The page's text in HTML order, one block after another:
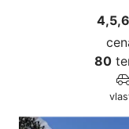
80